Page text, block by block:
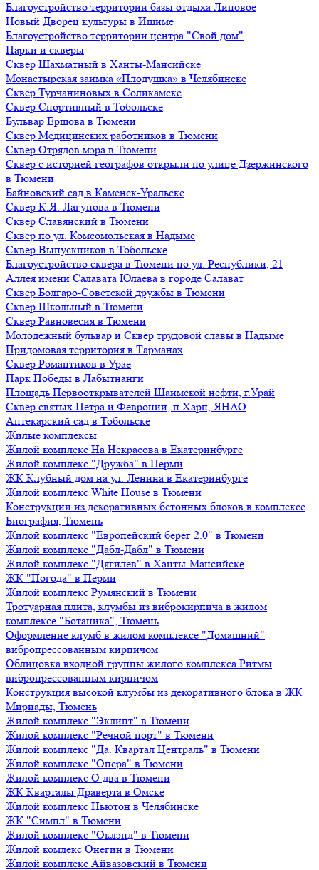
Благоустройство территории базы отдыха Липовое
Нoвый Двoрeц культуры в Ишимe
Благоустройство территории центра "Свой дом"
Парки и скверы
Сквер Шахматный в Ханты-Мансийске
Монастырская заимка «Плодушка» в Челябинске
Сквер Турчаниновых в Соликамске
Сквер Спортивный в Тобольске
Бульвар Ершова в Тюмени
Сквер Медицинских работников в Тюмени
Сквер Отрядов мэра в Тюмени
Сквер с историей географов открыли по улице Дзержинского
в Тюмени
Байновский сад в Каменск-Уральске
Сквер К.Я. Лагунова в Тюмени
Сквер Славянский в Тюмени
Сквер по ул. Комсомольская в Надыме
Сквер Выпускников в Тобольске
Благоустройство сквера в Тюмени по ул. Республики, 21
Аллея имени Салавата Юлаева в городе Салават
Сквер Болгаро-Советской дружбы в Тюмени
Сквер Школьный в Тюмени
Сквер Равновесия в Тюмени
Молодежный бульвар и Сквер трудовой славы в Надыме
Придомовая территория в Тарманах
Сквер Романтиков в Урае
Парк Победы в Лабытнанги
Площадь Первооткрывателей Шаимской нефти, г.Урай
Сквер святых Петра и Февронии, п.Харп, ЯНАО
Аптекарский сад в Тобольске
Жилые комплексы
Жилой комплекс На Некрасова в Екатеринбурге
Жилой комплекс "Дружба" в Перми
ЖК Клубный дом на ул. Ленина в Екатеринбурге
Жилой комплекс White House в Тюмени
Конструкции из декоративных бетонных блоков в комплексе
Биография, Тюмень
Жилой комплекс "Европейский берег 2.0" в Тюмени
Жилой комплекс "Дабл-Дабл" в Тюмени
Жилой комплекс "Дягилев" в Ханты-Мансийске
ЖК "Погода" в Перми
Жилой комплекс Румянский в Тюмени
Тротуарная плита, клумбы из виброкирпича в жилом
комплексе "Ботаника", Тюмень
Оформление клумб в жилом комплексе "Домашний"
вибропрессованным кирпичом
Облицовка входной группы жилого комплекса Ритмы
вибропрессованным кирпичом
Конструкция высокой клумбы из декоративного блока в ЖК
Мириады, Тюмень
Жилой комплекс "Эклипт" в Тюмени
Жилой комплекс "Речной порт" в Тюмени
Жилой комплекс "Да. Квартал Централь" в Тюмени
Жилой комплекс "Опера" в Тюмени
Жилой комплекс О два в Тюмени
ЖК Кварталы Драверта в Омске
Жилой комплекс Ньютон в Челябинске
ЖК "Симпл" в Тюмени
Жилой комплекс "Оклэнд" в Тюмени
Жилой комлекс Онегин в Тюмени
Жилой комплекс Айвазовский в Тюмени